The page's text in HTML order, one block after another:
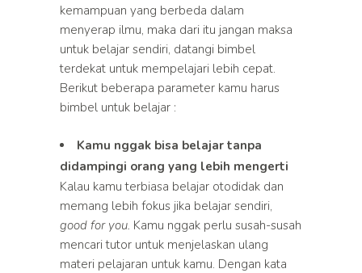
kemampuan yang berbeda dalam
menyerap ilmu, maka dari itu jangan maksa
untuk belajar sendiri, datangi bimbel
terdekat untuk mempelajari lebih cepat.
Berikut beberapa parameter kamu harus
bimbel untuk belajar :
Kamu nggak bisa belajar tanpa
didampingi orang yang lebih mengerti
Kalau kamu terbiasa belajar otodidak dan
memang lebih fokus jika belajar sendiri,
good for you. Kamu nggak perlu susah-susah
mencari tutor untuk menjelaskan ulang
materi pelajaran untuk kamu. Dengan kata